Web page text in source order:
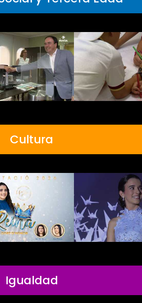
Cultura
Igualdad